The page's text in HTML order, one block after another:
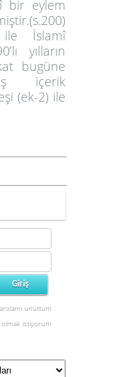
bir eylem
İslamî
yılların
bugüne
içerik
(ek-2) ile
unuttum
olmak istiyorum